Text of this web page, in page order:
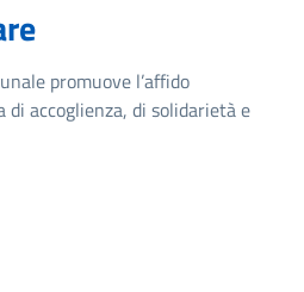
promuove l’affido
di accoglienza, di solidarietà e